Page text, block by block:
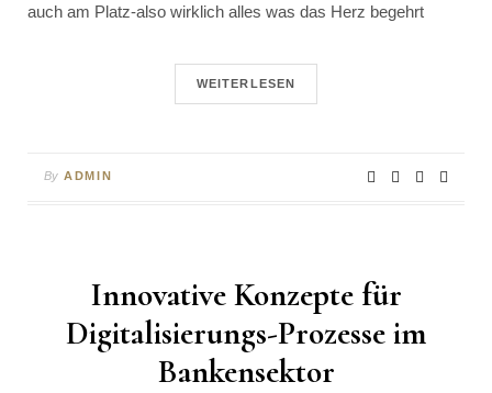
auch am Platz-also wirklich alles was das Herz begehrt
WEITERLESEN
By ADMIN
Innovative Konzepte für
Digitalisierungs-Prozesse im
Bankensektor